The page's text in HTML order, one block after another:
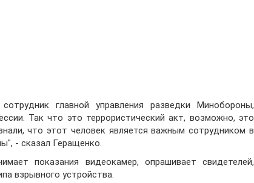
главной управления разведки Минобороны,
Так что это террористический акт, возможно, это
что этот человек является важным сотрудником в
- сказал Геращенко.
показания видеокамер, опрашивает свидетелей,
взрывного устройства.